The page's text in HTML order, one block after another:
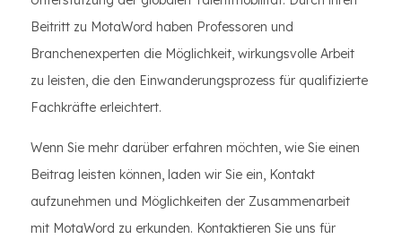
Beitritt zu MotaWord haben Professoren und
Branchenexperten die Möglichkeit, wirkungsvolle Arbeit
zu leisten, die den Einwanderungsprozess für qualifizierte
Fachkräfte erleichtert.
Wenn Sie mehr darüber erfahren möchten, wie Sie einen
Beitrag leisten können, laden wir Sie ein, Kontakt
aufzunehmen und Möglichkeiten der Zusammenarbeit
mit MotaWord zu erkunden. Kontaktieren Sie uns für